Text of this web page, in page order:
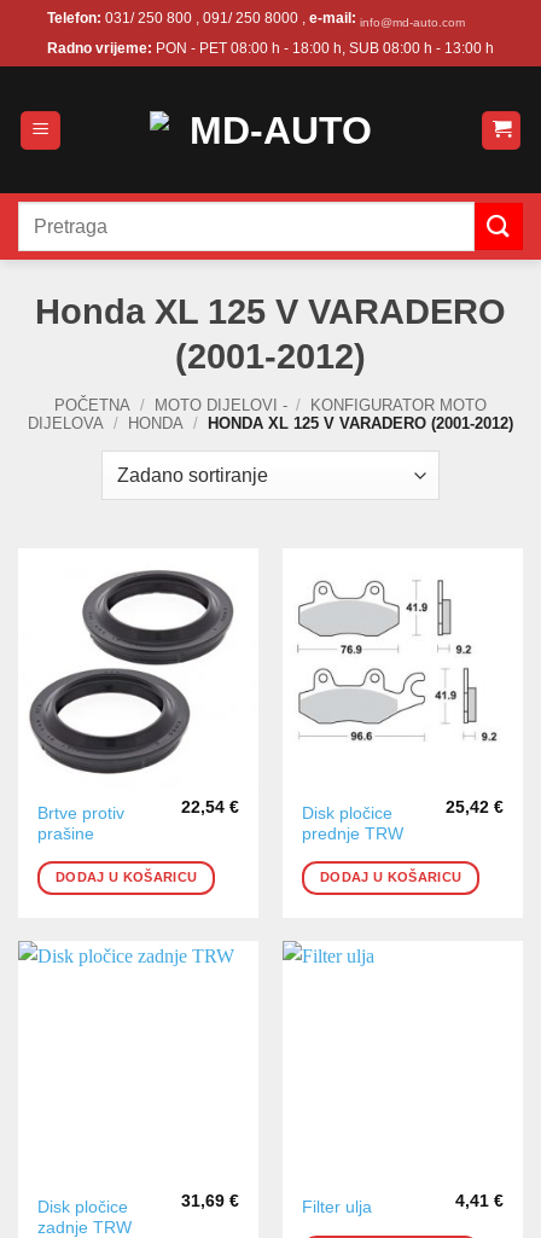
Telefon: 031/ 250 800 , 091/ 250 8000 , e-mail: info@md-auto.com
Radno vrijeme: PON - PET 08:00 h - 18:00 h, SUB 08:00 h - 13:00 h
Pretraži:
Honda XL 125 V VARADERO
(2001-2012)
POČETNA / MOTO DIJELOVI - /
KONFIGURATOR MOTO
DIJELOVA / HONDA / HONDA XL 125 V VARADERO (2001-2012)
Brtve protiv
prašine
22,54 €
DODAJ U KOŠARICU
Disk pločice
prednje TRW
25,42 €
DODAJ U KOŠARICU
Disk pločice
zadnje TRW
31,69 € Filter ulja 4,41 €